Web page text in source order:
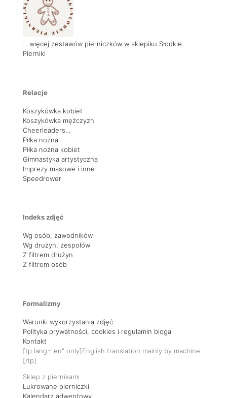
... więcej zestawów pierniczków w sklepiku Słodkie
Pierniki
Relacje
Koszykówka kobiet
Koszykówka mężczyzn
Cheerleaders…
Piłka nożna
Piłka nożna kobiet
Gimnastyka artystyczna
Imprezy masowe i inne
Speedrower
Indeks zdjęć
Wg osób, zawodników
Wg drużyn, zespołów
Z filtrem drużyn
Z filtrem osób
Formalizmy
Warunki wykorzystania zdjęć
Polityka prywatności, cookies i regulamin bloga
Kontakt
[tp lang="en" only]English translation mainly by machine.
[/tp]
Sklep z piernikami
Lukrowane pierniczki
Kalendarz adwentowy